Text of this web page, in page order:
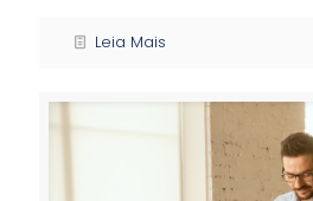
Leia Mais